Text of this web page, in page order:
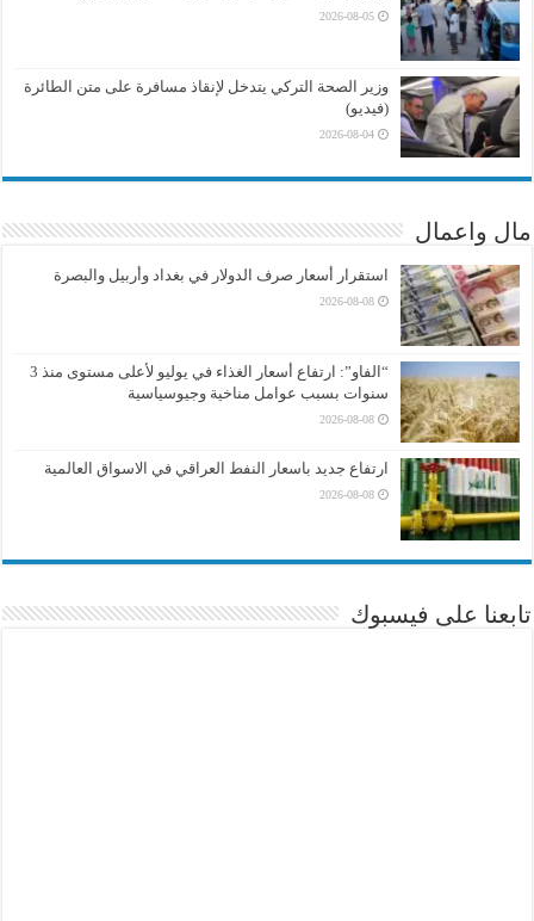
2026-08-05
وزير الصحة التركي يتدخل لإنقاذ مسافرة على متن الطائرة
(فيديو)
2026-08-04
مال واعمال
استقرار أسعار صرف الدولار في بغداد وأربيل والبصرة
2026-08-08
“الفاو”: ارتفاع أسعار الغذاء في يوليو لأعلى مستوى منذ 3
سنوات بسبب عوامل مناخية وجيوسياسية
2026-08-08
ارتفاع جديد باسعار النفط العراقي في الاسواق العالمية
2026-08-08
تابعنا على فيسبوك